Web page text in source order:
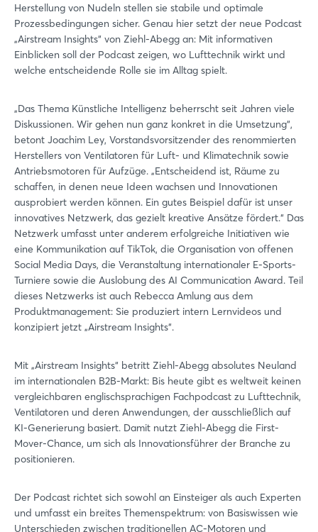
Herstellung von Nudeln stellen sie stabile und optimale
Prozessbedingungen sicher. Genau hier setzt der neue Podcast
„Airstream Insights“ von Ziehl-Abegg an: Mit informativen
Einblicken soll der Podcast zeigen, wo Lufttechnik wirkt und
welche entscheidende Rolle sie im Alltag spielt.
„Das Thema Künstliche Intelligenz beherrscht seit Jahren viele
Diskussionen. Wir gehen nun ganz konkret in die Umsetzung“,
betont Joachim Ley, Vorstandsvorsitzender des renommierten
Herstellers von Ventilatoren für Luft- und Klimatechnik sowie
Antriebsmotoren für Aufzüge. „Entscheidend ist, Räume zu
schaffen, in denen neue Ideen wachsen und Innovationen
ausprobiert werden können. Ein gutes Beispiel dafür ist unser
innovatives Netzwerk, das gezielt kreative Ansätze fördert.“ Das
Netzwerk umfasst unter anderem erfolgreiche Initiativen wie
eine Kommunikation auf TikTok, die Organisation von offenen
Social Media Days, die Veranstaltung internationaler E-Sports-
Turniere sowie die Auslobung des AI Communication Award. Teil
dieses Netzwerks ist auch Rebecca Amlung aus dem
Produktmanagement: Sie produziert intern Lernvideos und
konzipiert jetzt „Airstream Insights“.
Mit „Airstream Insights“ betritt Ziehl-Abegg absolutes Neuland
im internationalen B2B-Markt: Bis heute gibt es weltweit keinen
vergleichbaren englischsprachigen Fachpodcast zu Lufttechnik,
Ventilatoren und deren Anwendungen, der ausschließlich auf
KI-Generierung basiert. Damit nutzt Ziehl-Abegg die First-
Mover-Chance, um sich als Innovationsführer der Branche zu
positionieren.
Der Podcast richtet sich sowohl an Einsteiger als auch Experten
und umfasst ein breites Themenspektrum: von Basiswissen wie
Unterschieden zwischen traditionellen AC-Motoren und